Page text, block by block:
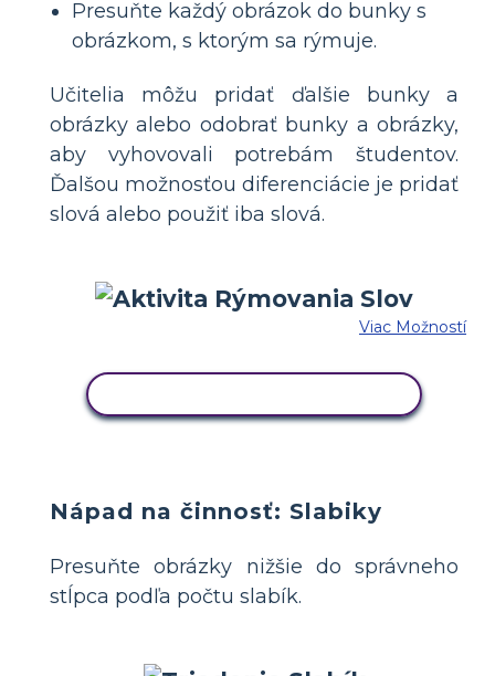
Presuňte každý obrázok do bunky s
obrázkom, s ktorým sa rýmuje.
Učitelia môžu pridať ďalšie bunky a
obrázky alebo odobrať bunky a obrázky,
aby vyhovovali potrebám študentov.
Ďalšou možnosťou diferenciácie je pridať
slová alebo použiť iba slová.
Viac Možností
Nápad na činnosť: Slabiky
Presuňte obrázky nižšie do správneho
stĺpca podľa počtu slabík.